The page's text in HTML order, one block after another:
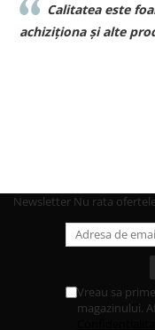
Calitatea este
achiziționa și alte
Newsletter Nu rata
Vreau sa
magazinului.